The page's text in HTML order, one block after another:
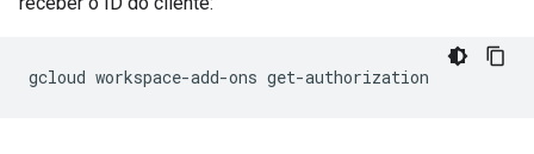
gcloud workspace-add-ons